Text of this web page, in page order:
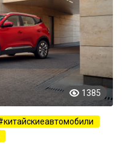
1385
китайскиеавтомобили